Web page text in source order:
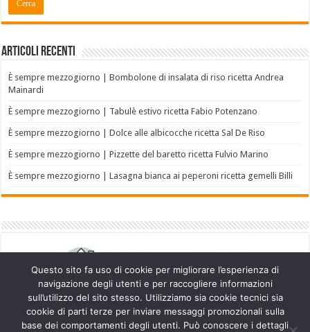
Articoli recenti
È sempre mezzogiorno | Bombolone di insalata di riso ricetta Andrea
Mainardi
È sempre mezzogiorno | Tabulè estivo ricetta Fabio Potenzano
È sempre mezzogiorno | Dolce alle albicocche ricetta Sal De Riso
È sempre mezzogiorno | Pizzette del baretto ricetta Fulvio Marino
È sempre mezzogiorno | Lasagna bianca ai peperoni ricetta gemelli Billi
Questo sito fa uso di cookie per migliorare l’esperienza di
navigazione degli utenti e per raccogliere informazioni
sull’utilizzo del sito stesso. Utilizziamo sia cookie tecnici sia
cookie di parti terze per inviare messaggi promozionali sulla
base dei comportamenti degli utenti. Può conoscere i dettagli